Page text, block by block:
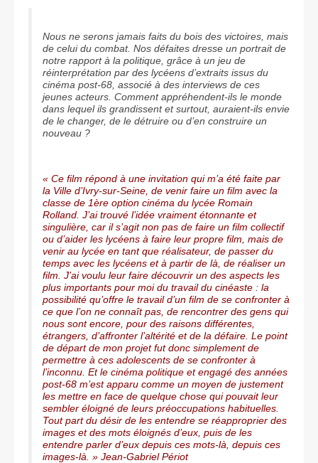
Nous ne serons jamais faits du bois des victoires, mais
de celui du combat. Nos défaites dresse un portrait de
notre rapport à la politique, grâce à un jeu de
réinterprétation par des lycéens d’extraits issus du
cinéma post-68, associé à des interviews de ces
jeunes acteurs. Comment appréhendent-ils le monde
dans lequel ils grandissent et surtout, auraient-ils envie
de le changer, de le détruire ou d’en construire un
nouveau ?
« Ce film répond à une invitation qui m’a été faite par
la Ville d’Ivry-sur-Seine, de venir faire un film avec la
classe de 1ère option cinéma du lycée Romain
Rolland. J’ai trouvé l’idée vraiment étonnante et
singulière, car il s’agit non pas de faire un film collectif
ou d’aider les lycéens à faire leur propre film, mais de
venir au lycée en tant que réalisateur, de passer du
temps avec les lycéens et à partir de là, de réaliser un
film. J’ai voulu leur faire découvrir un des aspects les
plus importants pour moi du travail du cinéaste : la
possibilité qu’offre le travail d’un film de se confronter à
ce que l’on ne connaît pas, de rencontrer des gens qui
nous sont encore, pour des raisons différentes,
étrangers, d’affronter l’altérité et de la défaire. Le point
de départ de mon projet fut donc simplement de
permettre à ces adolescents de se confronter à
l’inconnu. Et le cinéma politique et engagé des années
post-68 m’est apparu comme un moyen de justement
les mettre en face de quelque chose qui pouvait leur
sembler éloigné de leurs préoccupations habituelles.
Tout part du désir de les entendre se réapproprier des
images et des mots éloignés d’eux, puis de les
entendre parler d’eux depuis ces mots-là, depuis ces
images-là. » Jean-Gabriel Périot